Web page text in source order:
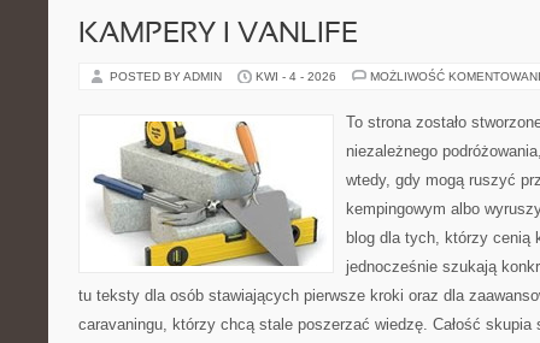
KAMPERY I VANLIFE
POSTED BY ADMIN KWI - 4 - 2026 MOŻLIWOŚĆ
To strona zostało
niezależnego
wtedy, gdy mogą ruszyć
kempingowym albo
blog dla tych, którzy cenią
jednocześnie szukają
tu teksty dla osób stawiających pierwsze kroki oraz dla
caravaningu, którzy chcą stale poszerzać wiedzę. Całość skupia